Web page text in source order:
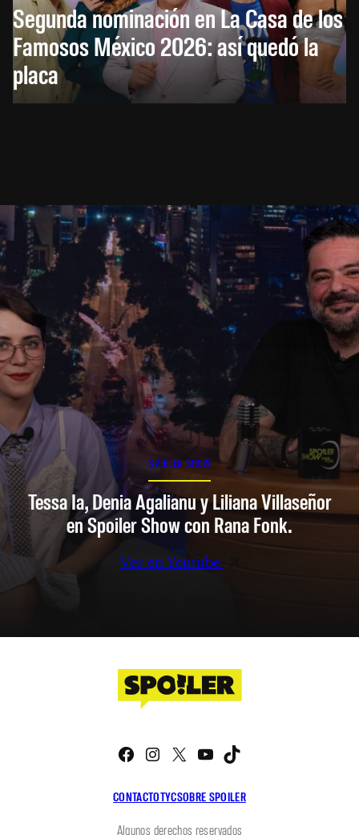
Segunda nominación en La Casa de los
Famosos México 2026: así quedó la
placa
SPOILER SHOW
Tessa Ia, Denia Agalianu y Liliana Villaseñor
en Spoiler Show con Rana Fonk.
Ver en Youtube
CONTACTOTYCSOBRE SPOILER
Facebook
Instagram
X YouTube
Algunos derechos reservados